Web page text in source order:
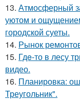
13. Атмосферный
уютом и
городской суеты.
14. Рынок
15. Гдe-то в лесу
видео.
16. Планировка:
Треугольник".